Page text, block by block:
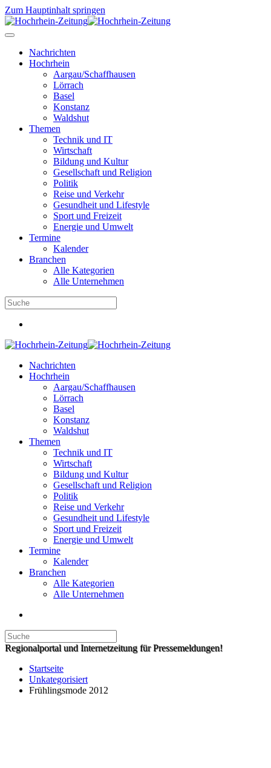
Zum Hauptinhalt springen
Nachrichten
Hochrhein
Aargau/Schaffhausen
Lörrach
Basel
Konstanz
Waldshut
Themen
Technik und IT
Wirtschaft
Bildung und Kultur
Gesellschaft und Religion
Politik
Reise und Verkehr
Gesundheit und Lifestyle
Sport und Freizeit
Energie und Umwelt
Termine
Kalender
Branchen
Alle Kategorien
Alle Unternehmen
Nachrichten
Hochrhein
Aargau/Schaffhausen
Lörrach
Basel
Konstanz
Waldshut
Themen
Technik und IT
Wirtschaft
Bildung und Kultur
Gesellschaft und Religion
Politik
Reise und Verkehr
Gesundheit und Lifestyle
Sport und Freizeit
Energie und Umwelt
Termine
Kalender
Branchen
Alle Kategorien
Alle Unternehmen
Regionalportal und Internetzeitung für Pressemeldungen!
Startseite
Unkategorisiert
Frühlingsmode 2012